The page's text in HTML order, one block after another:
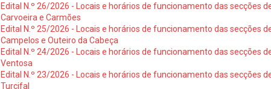
Edital N.º 26/2026 - Locais e horários de funcionamento das secções
Carvoeira e Carmões
Edital N.º 25/2026 - Locais e horários de funcionamento das secções
Campelos e Outeiro da Cabeça
Edital N.º 24/2026 - Locais e horários de funcionamento das secções
Ventosa
Edital N.º 23/2026 - Locais e horários de funcionamento das secções
Turcifal